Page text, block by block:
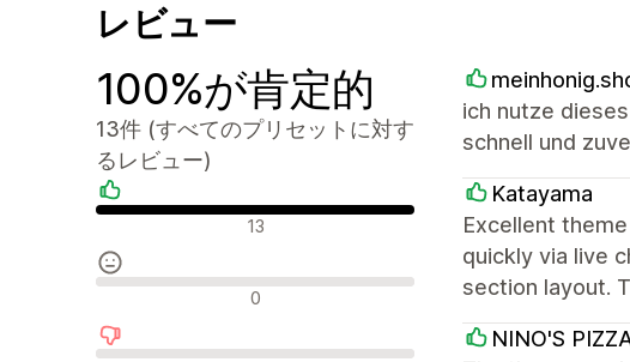
レビュー
100%が肯定的
13件 (すべてのプリセットに対す
るレビュー)
肯定的なレビュー13
中間的なレビュー0
ich nutze
schnell und
Katayama
Excellent
quickly via live
section layout.
NINO'S